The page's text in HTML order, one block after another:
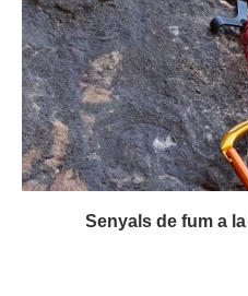
Senyals de fum a